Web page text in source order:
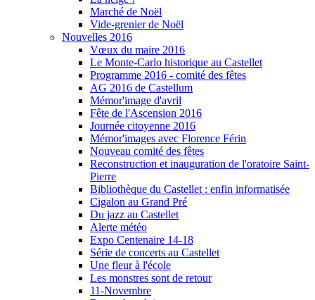
Marché de Noël
Vide-grenier de Noël
Nouvelles 2016
Vœux du maire 2016
Le Monte-Carlo historique au Castellet
Programme 2016 - comité des fêtes
AG 2016 de Castellum
Mémor'image d'avril
Fête de l'Ascension 2016
Journée citoyenne 2016
Mémor'images avec Florence Férin
Nouveau comité des fêtes
Reconstruction et inauguration de l'oratoire Saint-
Pierre
Bibliothèque du Castellet : enfin informatisée
Cigalon au Grand Pré
Du jazz au Castellet
Alerte météo
Expo Centenaire 14-18
Série de concerts au Castellet
Une fleur à l'école
Les monstres sont de retour
11-Novembre